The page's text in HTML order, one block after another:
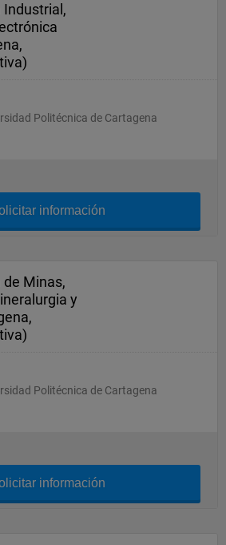
Industrial,
Politécnica de Cartagena
información
Minas,
y
Politécnica de Cartagena
información